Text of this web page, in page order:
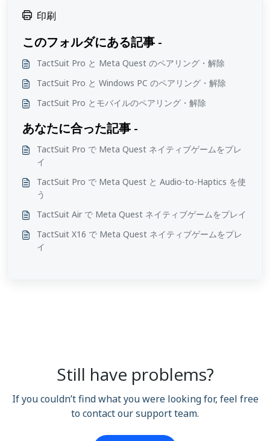
印刷
このフォルダにある記事 -
TactSuit Pro と Meta Quest のペアリング・解除
TactSuit Pro と Windows PC のペアリング・解除
TactSuit Pro とモバイルのペアリング・解除
あなたに合った記事 -
TactSuit Pro で Meta Quest ネイティブゲームをプレ
イ
TactSuit Pro で Meta Quest と Audio-to-Haptics を使
う
TactSuit Air で Meta Quest ネイティブゲームをプレイ
TactSuit X16 で Meta Quest ネイティブゲームをプレ
イ
Still have problems?
If you couldn’t find what you were looking for, feel free
to contact our support team.